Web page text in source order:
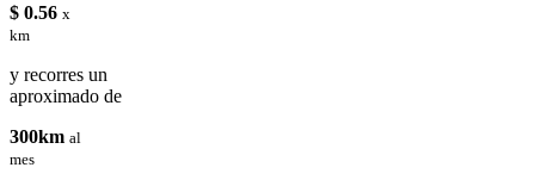
$ 0.56 x
km
y recorres un
aproximado de
300km al
mes